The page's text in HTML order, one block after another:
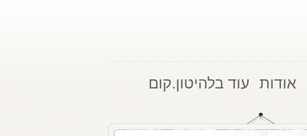
אודות עוד בלהיטון.קום